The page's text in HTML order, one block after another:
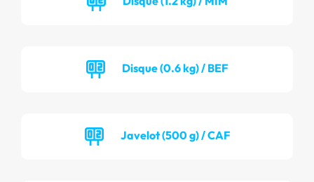
Disque (0.6 kg) / BEF
Javelot (500 g) / CAF